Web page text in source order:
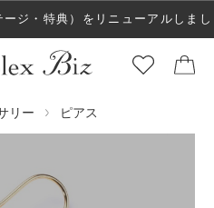
ジ・特典）をリニューアルしまし
た！
リー ピアス